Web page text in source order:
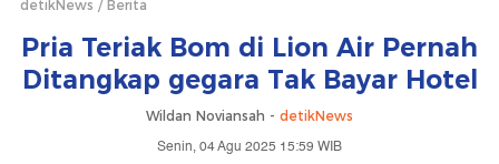
detikNews Berita
Pria Teriak Bom di Lion Air Pernah
Ditangkap gegara Tak Bayar Hotel
Wildan Noviansah - detikNews
Senin, 04 Agu 2025 15:59 WIB